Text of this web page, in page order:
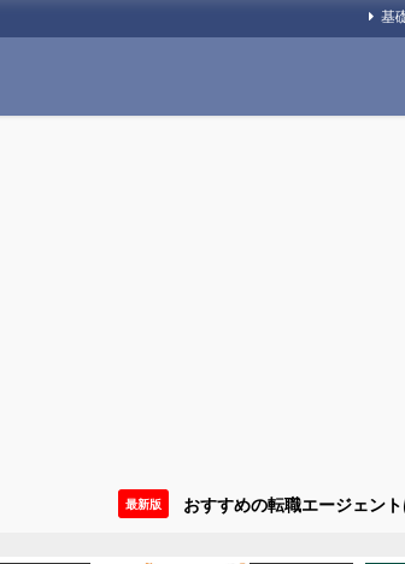
基
最新版 おすすめの転職エージェン